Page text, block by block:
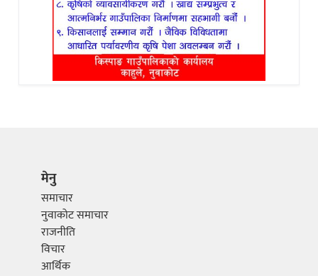
मेनु
समाचार
नुवाकोट समाचार
राजनीति
विचार
आर्थिक